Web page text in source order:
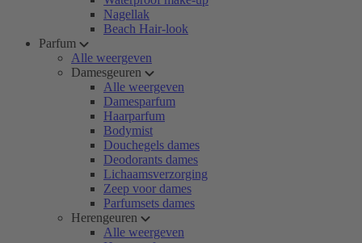
Nagellak
Beach Hair-look
Parfum
Alle weergeven
Damesgeuren
Alle weergeven
Damesparfum
Haarparfum
Bodymist
Douchegels dames
Deodorants dames
Lichaamsverzorging
Zeep voor dames
Parfumsets dames
Herengeuren
Alle weergeven